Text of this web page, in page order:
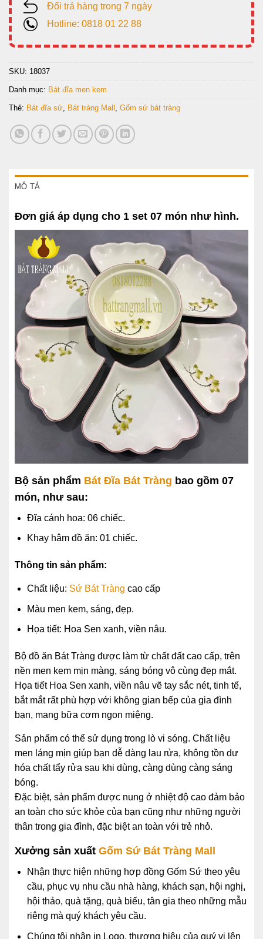
Đổi trả hàng trong 7 ngày
Hotline: 0818 01 22 88
SKU: 18037
Danh mục: Bát đĩa men kem
Thẻ: Bát đĩa sứ Bát tràng Mall Gốm sứ bát tràng
MÔ TẢ
Đơn giá áp dụng cho 1 set 07 món như hình.
Bộ sản phẩm Bát Đĩa Bát Tràng bao gồm 07
món, như sau:
Đĩa cánh hoa: 06 chiếc.
Khay hâm đồ ăn: 01 chiếc.
Thông tin sản phẩm:
Chất liệu: Sứ Bát Tràng cao cấp
Màu men kem, sáng, đẹp.
Họa tiết: Hoa Sen xanh, viền nâu.
Bộ đồ ăn Bát Tràng được làm từ chất đất cao cấp, trên
nền men kem mịn màng, sáng bóng vô cùng đẹp mắt.
Họa tiết Hoa Sen xanh, viền nâu vẽ tay sắc nét, tinh tế,
bắt mắt rất phù hợp với không gian bếp của gia đình
bạn, mang bữa cơm ngon miệng.
Sản phẩm có thể sử dụng trong lò vi sóng. Chất liệu
men láng mịn giúp bạn dễ dàng lau rửa, không tồn dư
hóa chất tẩy rửa sau khi dùng, càng dùng càng sáng
bóng.
Đặc biệt, sản phẩm được nung ở nhiệt độ cao đảm bảo
an toàn cho sức khỏe của bạn cũng như những người
thân trong gia đình, đặc biệt an toàn với trẻ nhỏ.
Xưởng sản xuất Gốm Sứ Bát Tràng Mall
Nhận thực hiện những hợp đồng Gốm Sứ theo yêu
cầu, phục vụ nhu cầu nhà hàng, khách sạn, hội nghị,
hội thảo, quà tặng, quà biếu, tân gia theo những mẫu
riêng mà quý khách yêu cầu.
Chúng tôi nhận in Logo, thương hiệu của quý vị lên